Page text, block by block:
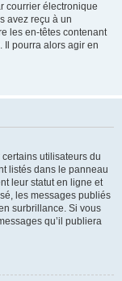
courrier électronique
avez reçu à un
les en-têtes contenant
Il pourra alors agir en
utilisateurs du
listés dans le panneau
leur statut en ligne et
les messages publiés
surbrillance. Si vous
qu’il publiera